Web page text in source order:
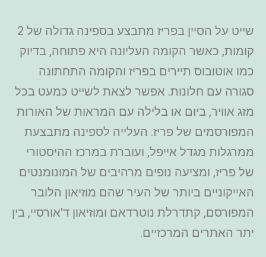
שייט על הסיין בפריז מתבצע בספינה גדולה של 2
קומות, כאשר הקומה העליונה היא פתוחה, בדיוק
כמו אוטובוס תיירים בפריז והקומה התחתונה
סגורה עם חלונות. אפשר לצאת לשייט כמעט בכל
מזג אוויר, ביום או בלילה עם המראות של האורות
המפורסמים של פריז. העלייה לספינה מתבצעת
ממרגלות מגדל אייפל, ועוברת במרכז ההיסטורי
של פריז, ומציעה נופים מרהיבים של המונומנטים
האייקוניים ביותר של העיר שהם מוזיאון הלובר
המפורסם, קתדרלת נוטרדאם ומוזיאון ד'אורסיי, בין
יתר האתרים המרכזיים.